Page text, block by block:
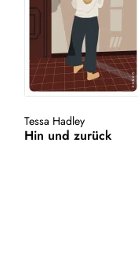
Tessa Hadley
Hin und zurück